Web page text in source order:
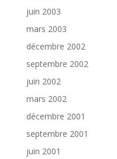
juin 2003
mars 2003
décembre 2002
septembre 2002
juin 2002
mars 2002
décembre 2001
septembre 2001
juin 2001